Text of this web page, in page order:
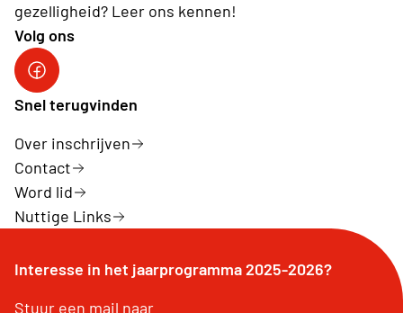
gezelligheid? Leer ons kennen!
Volg ons
Facebook
Snel terugvinden
Over inschrijven
Contact
Word lid
Nuttige Links
Interesse in het jaarprogramma 2025-2026?
Stuur een mail naar